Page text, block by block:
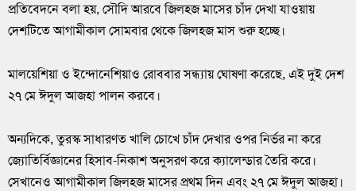
প্রতিবেদনে বলা হয়, সৌদি আরবে জিলহজ মাসের চাঁদ দেখা যাওয়ায়
দেশটিতে আগামীকাল সোমবার থেকে জিলহজ মাস শুরু হচ্ছে।
মালয়েশিয়া ও ইন্দোনেশিয়াও রোববার সন্ধ্যায় ঘোষণা করেছে, এই দুই দেশ
২৭ মে ঈদুল আজহা পালন করবে।
অন্যদিকে, তুরস্ক সাধারণত খালি চোখে চাঁদ দেখার ওপর নির্ভর না করে
জ্যোতির্বিজ্ঞানের হিসাব-নিকাশ অনুসরণ করে ক্যালেন্ডার তৈরি করে।
সেখানেও আগামীকাল জিলহজ মাসের প্রথম দিন এবং ২৭ মে ঈদুল আজহা।